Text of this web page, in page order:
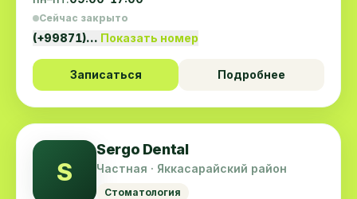
Сейчас закрыто
(+99871)… Показать номер
Записаться Подробнее
S
Sergo Dental
Частная · Яккасарайский район
Стоматология